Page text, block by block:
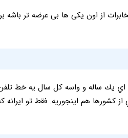
از اون یکی ها بی عرضه تر باشه
يك ساله و واسه كل سال يه خط تلفن
كشورها هم اينجوريه. فقط تو